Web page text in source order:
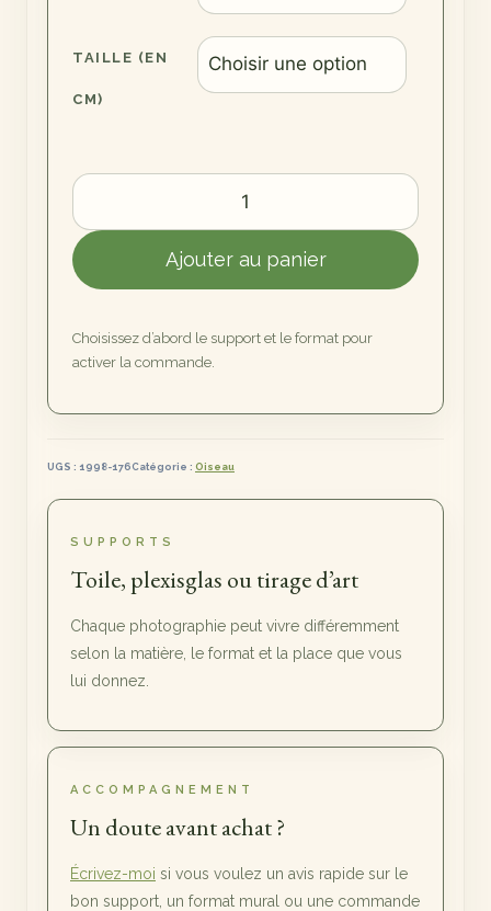
TAILLE (EN
CM)
quantité
de
L'Arbre
aux
Ajouter au panier
Choisissez d’abord le support et le format pour
activer la commande.
UGS : 1998-176Catégorie : Oiseau
SUPPORTS
Toile, plexisglas ou tirage d’art
Chaque photographie peut vivre différemment
selon la matière, le format et la place que vous
lui donnez.
ACCOMPAGNEMENT
Un doute avant achat ?
Écrivez-moi si vous voulez un avis rapide sur le
bon support, un format mural ou une commande